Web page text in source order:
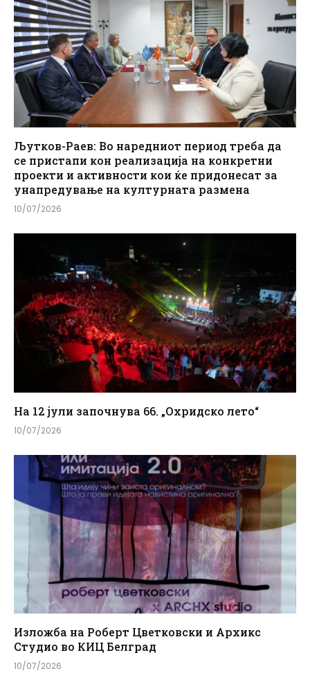
Љутков-Раев: Во наредниот период треба да
се пристапи кон реализација на конкретни
проекти и активности кои ќе придонесат за
унапредување на културната размена
10/07/2026
На 12 јули започнува 66. „Охридско лето“
10/07/2026
Изложба на Роберт Цветковски и Архикс
Студио во КИЦ Белград
10/07/2026